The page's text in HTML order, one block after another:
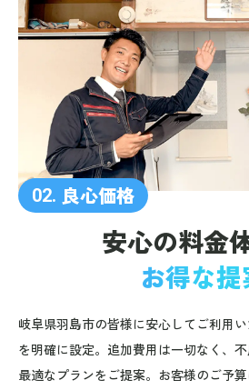
02. 良心価格
安心の料金
お得な提
岐阜県羽島市の皆様に安心してご利用
を明確に設定。追加費用は一切なく、
最適なプランをご提案。お客様のご予